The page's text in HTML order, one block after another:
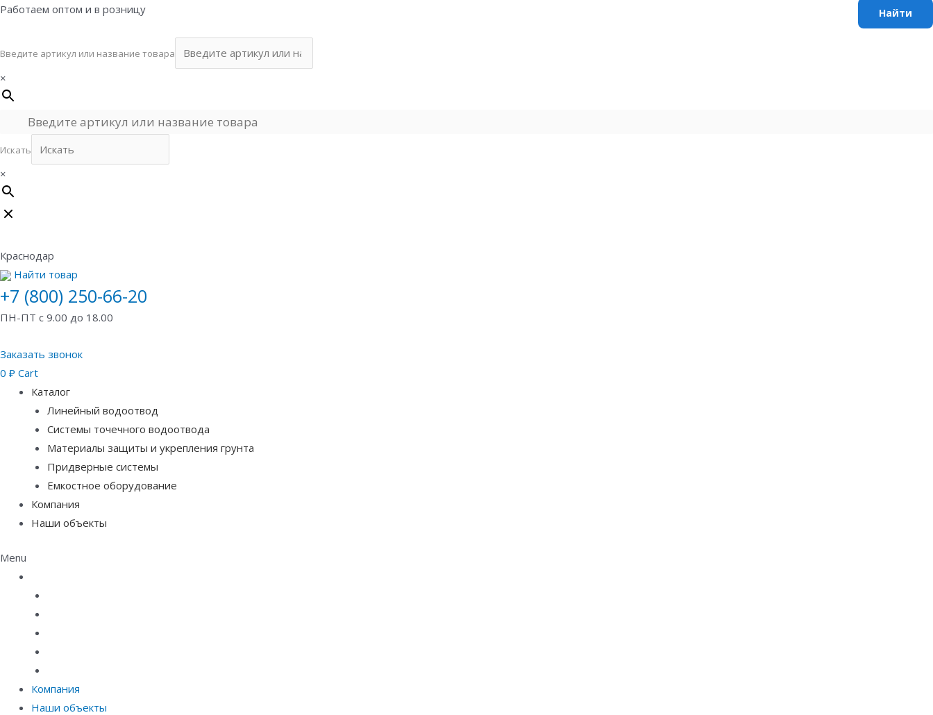
Перейти
Работаем оптом и в розницу
Введите артикул или название товара
×
Искать
×
Краснодар
Найти товар
+7 (800) 250-66-20
ПН-ПТ с 9.00 до 18.00
Заказать звонок
0 ₽ Cart
Каталог
Линейный водоотвод
Системы точечного водоотвода
Материалы защиты и укрепления грунта
Придверные системы
Емкостное оборудование
Компания
Наши объекты
Menu
Компания
Наши объекты